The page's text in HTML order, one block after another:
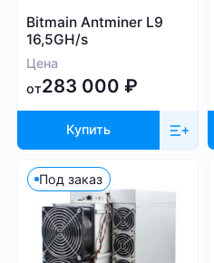
SHA-256
Scrypt
Kadena
Eaglesong
Ethash
X11
kHeavyHash
Sia
Посмотреть все
Bitmain Antminer L9
16,5GH/s
Цена
от283 000 ₽
Купить
Под заказ